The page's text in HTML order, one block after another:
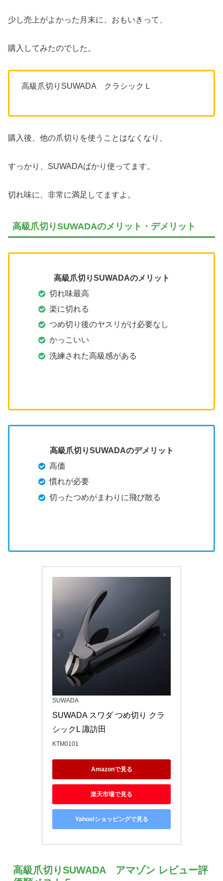
少し売上がよかった月末に、おもいきって、
購入してみたのでした。
高級爪切りSUWADA クラシックＬ
購入後、他の爪切りを使うことはなくなり、
すっかり、SUWADAばかり使ってます。
切れ味に、非常に満足してますよ。
高級爪切りSUWADAのメリット・デメリット
高級爪切りSUWADAのメリット
切れ味最高
楽に切れる
つめ切り後のヤスリがけ必要なし
かっこいい
洗練された高級感がある
高級爪切りSUWADAのデメリット
高価
慣れが必要
切ったつめがまわりに飛び散る
SUWADA
SUWADA スワダ つめ切り クラ
シックL 諏訪田
KTM0101
Amazonで見る
楽天市場で見る
Yahoo!ショッピングで見る
高級爪切りSUWADA アマゾン レビュー評